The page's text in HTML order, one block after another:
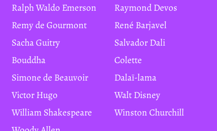
Ralph Waldo Emerson
Raymond Devos
Remy de Gourmont
René Barjavel
Sacha Guitry
Salvador Dali
Bouddha
Colette
Simone de Beauvoir
Dalaï-lama
Victor Hugo
Walt Disney
William Shakespeare
Winston Churchill